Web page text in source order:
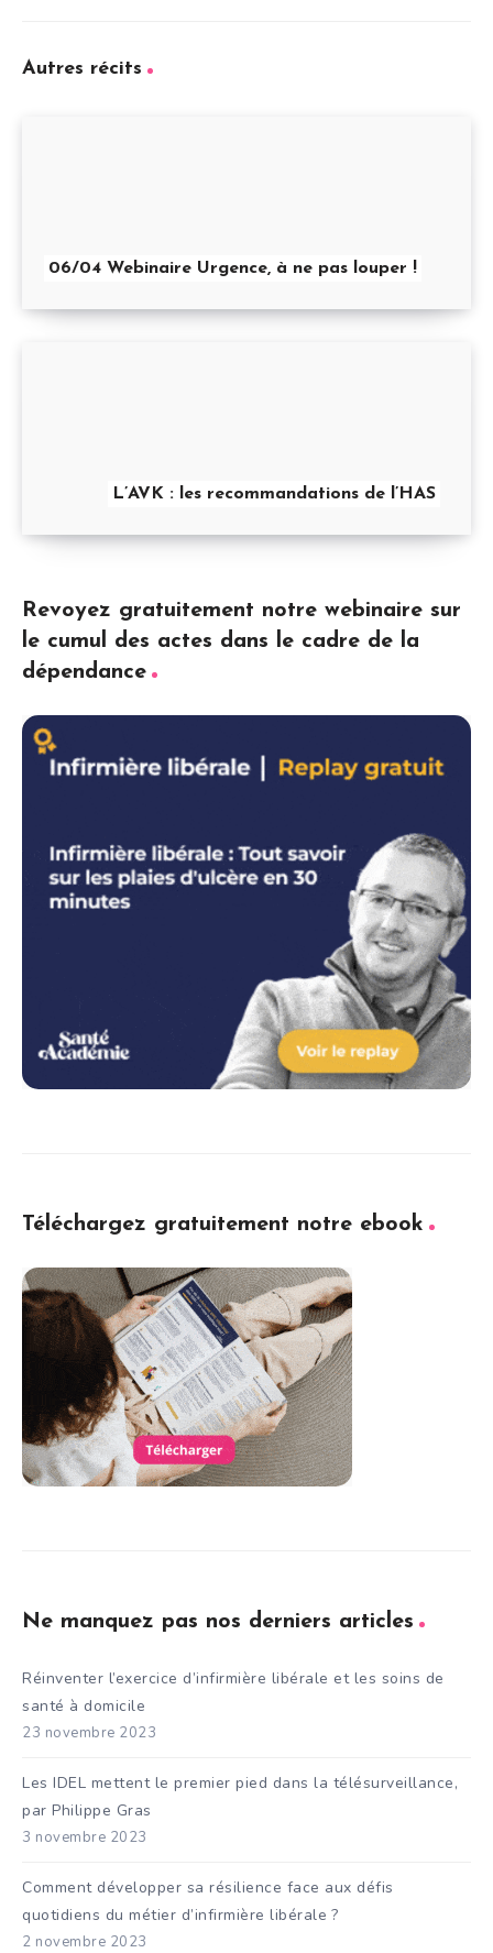
Autres récits
06/04 Webinaire Urgence, à ne pas louper !
L’AVK : les recommandations de l’HAS
Revoyez gratuitement notre webinaire sur
le cumul des actes dans le cadre de la
dépendance
Téléchargez gratuitement notre ebook
Ne manquez pas nos derniers articles
Réinventer l’exercice d’infirmière libérale et les soins de
santé à domicile
23 novembre 2023
Les IDEL mettent le premier pied dans la télésurveillance,
par Philippe Gras
3 novembre 2023
Comment développer sa résilience face aux défis
quotidiens du métier d’infirmière libérale ?
2 novembre 2023